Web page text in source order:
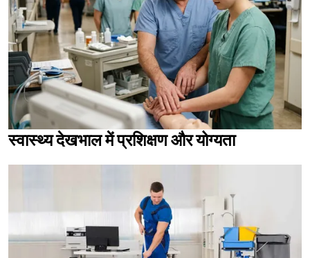
स्वास्थ्य देखभाल में प्रशिक्षण और योग्यता